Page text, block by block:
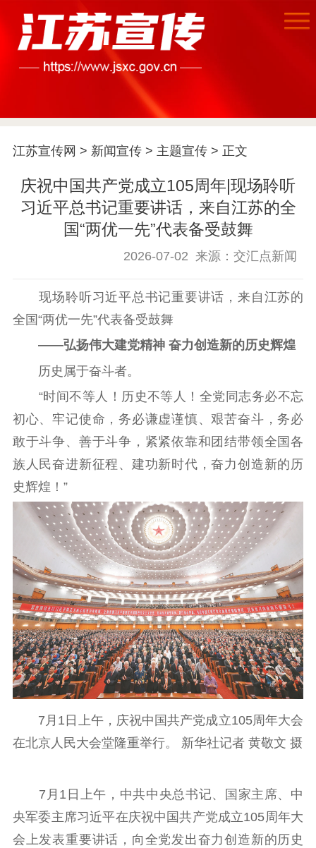
江苏要闻
公示公告
通知公告 信息公开制度
信息公开指南
告
政策法规
工作动态
理论武装
理论学习 宣传宣讲 研究阐释
哲学社科
社科强省 工作通知
成果集萃
新闻宣传
记者之家
品牌栏目
文化文艺
江苏宣传网 > 新闻宣传> 主题宣传> 正文
庆祝中国共产党成立105周年|现场聆听
习近平总书记重要讲话，来自江苏的全
国“两优一先”代表备受鼓舞
2026-07-02 来源：交汇点新闻
现场聆听习近平总书记重要讲话，来自江苏的
全国“两优一先”代表备受鼓舞
——弘扬伟大建党精神 奋力创造新的历史辉煌
历史属于奋斗者。
“时间不等人！历史不等人！全党同志务必不忘
初心、牢记使命，务必谦虚谨慎、艰苦奋斗，务必
敢于斗争、善于斗争，紧紧依靠和团结带领全国各
族人民奋进新征程、建功新时代，奋力创造新的历
史辉煌！”
7月1日上午，庆祝中国共产党成立105周年大会
在北京人民大会堂隆重举行。 新华社记者 黄敬文 摄
7月1日上午，中共中央总书记、国家主席、中
央军委主席习近平在庆祝中国共产党成立105周年大
会上发表重要讲话，向全党发出奋力创造新的历史